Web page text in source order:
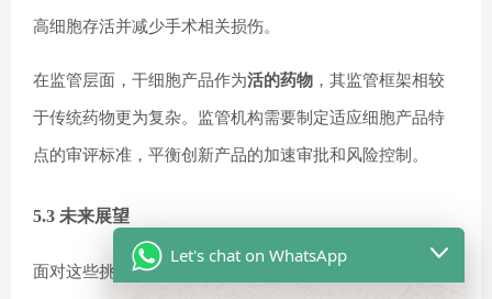
高细胞存活并减少手术相关损伤。
在监管层面，干细胞产品作为活的药物 ，其监管框架相较
于传统药物更为复杂。监管机构需要制定适应细胞产品特
点的审评标准，平衡创新产品的加速审批和风险控制。
5.3 未来展望
面对这些挑战，多能干细胞治疗中枢神经系统疾病的未来
Let's chat on WhatsApp